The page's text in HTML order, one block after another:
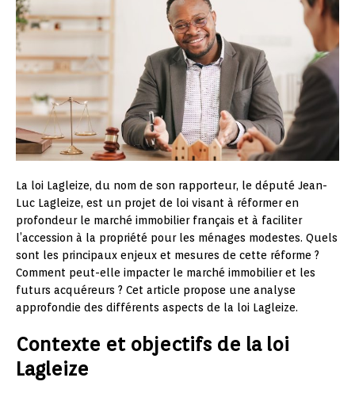
La loi Lagleize, du nom de son rapporteur, le député Jean-
Luc Lagleize, est un projet de loi visant à réformer en
profondeur le marché immobilier français et à faciliter
l’accession à la propriété pour les ménages modestes. Quels
sont les principaux enjeux et mesures de cette réforme ?
Comment peut-elle impacter le marché immobilier et les
futurs acquéreurs ? Cet article propose une analyse
approfondie des différents aspects de la loi Lagleize.
Contexte et objectifs de la loi
Lagleize